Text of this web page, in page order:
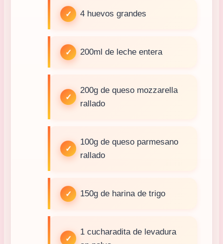
4 huevos grandes
200ml de leche entera
200g de queso mozzarella
rallado
100g de queso parmesano
rallado
150g de harina de trigo
1 cucharadita de levadura